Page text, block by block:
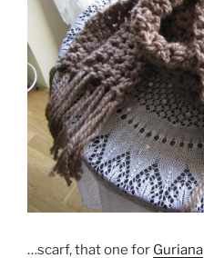
…scarf, that one for Guriana